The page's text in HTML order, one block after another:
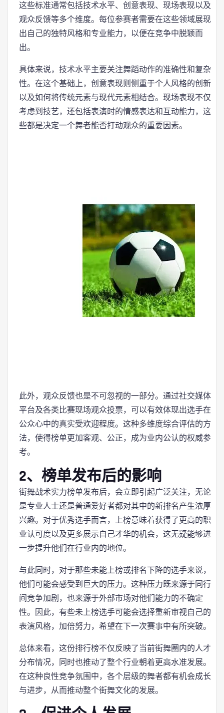
这些标准通常包括技术水平、创意表现、现场表现以及
观众反馈等多个维度。每位参赛者需要在这些领域展现
出自己的独特风格和专业能力，以便在竞争中脱颖而
出。
具体来说，技术水平主要关注舞蹈动作的准确性和复杂
性。在这个基础上，创意表现则侧重于个人风格的创新
以及如何将传统元素与现代元素相结合。现场表现不仅
考虑到技艺，还包括表演时的情感表达和互动能力，这
些都是决定一个舞者能否打动观众的重要因素。
此外，观众反馈也是不可忽视的一部分。通过社交媒体
平台及各类比赛现场观众投票，可以有效体现出选手在
公众心中的真实受欢迎程度。这种多维度综合评估的方
法，使得榜单更加客观、公正，成为业内公认的权威参
考。
2、榜单发布后的影响
街舞战术实力榜单发布后，会立即引起广泛关注，无论
是专业人士还是普通爱好者都对其中的新排名产生浓厚
兴趣。对于优秀选手而言，上榜意味着获得了更高的职
业认可度以及更多展示自己才华的机会，这无疑能够进
一步提升他们在行业内的地位。
与此同时，对于那些未能上榜或排名下降的选手来说，
他们可能会感受到巨大的压力。这种压力既来源于同行
间竞争加剧，也来源于外部市场对他们能力的不确定
性。因此，有些未上榜选手可能会选择重新审视自己的
表演风格，加倍努力，希望在下一次赛事中有所突破。
总体来看，这份排行榜不仅反映了当前街舞圈内的人才
分布情况，同时也推动了整个行业朝着更高水准发展。
在这种良性竞争氛围中，各个层级的舞者都有机会成长
与进步，从而推动整个街舞文化的发展。